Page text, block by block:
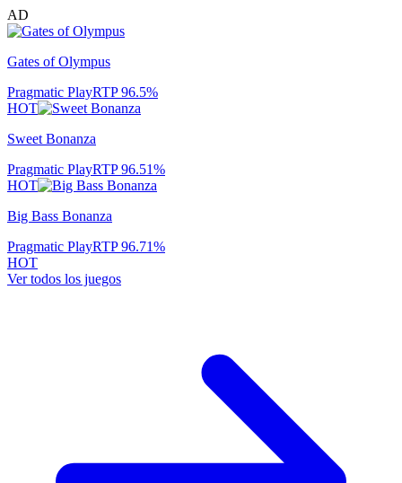
AD
Gates of Olympus
Pragmatic PlayRTP96.5%
HOT
Sweet Bonanza
Pragmatic PlayRTP96.51%
HOT
Big Bass Bonanza
Pragmatic PlayRTP96.71%
HOT
Ver todos los juegos